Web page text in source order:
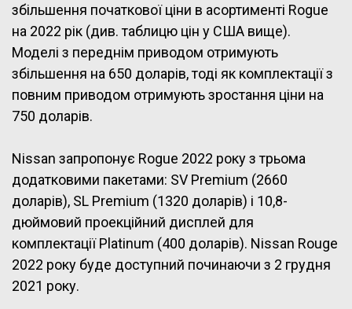
збільшення початкової ціни в асортименті Rogue
на 2022 рік (див. таблицю цін у США вище).
Моделі з переднім приводом отримують
збільшення на 650 доларів, тоді як комплектації з
повним приводом отримують зростання ціни на
750 доларів.
Nissan запропонує Rogue 2022 року з трьома
додатковими пакетами: SV Premium (2660
доларів), SL Premium (1320 доларів) і 10,8-
дюймовий проекційний дисплей для
комплектації Platinum (400 доларів). Nissan Rouge
2022 року буде доступний починаючи з 2 грудня
2021 року.